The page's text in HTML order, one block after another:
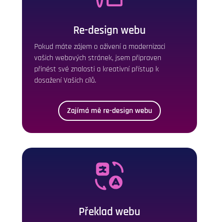
Re-design webu
Pokud máte zájem o oživení a modernizaci
vašich webových stránek, jsem připraven
přinést své znalosti a kreativní přístup k
dosažení Vašich cílů.
Zajímá mě re-design webu
Překlad webu